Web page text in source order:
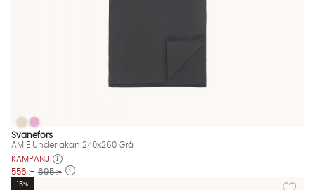
AMIE Underlakan 240x260 Grå Finns även i dessa färger:
AMIE Underlakan 240x260 Grå
AMIE Underlakan 240x260 Grå
Svanefors
AMIE Underlakan 240x260 Grå
KAMPANJ
556 :- 695 :-
Lägg
15%